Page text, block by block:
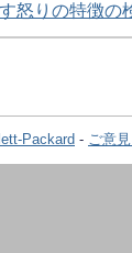
怒りの特徴の
Packard - ご意